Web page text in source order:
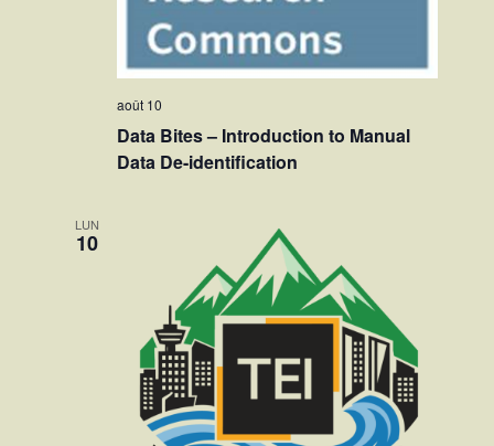
Data Bites – Introduction to Manual
Data De-identification
août 10
LUN
10